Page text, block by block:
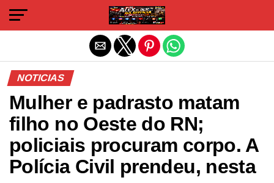
NOTICIAS
Mulher e padrasto matam
filho no Oeste do RN;
policiais procuram corpo. A
Polícia Civil prendeu, nesta
Sair da versão mobile